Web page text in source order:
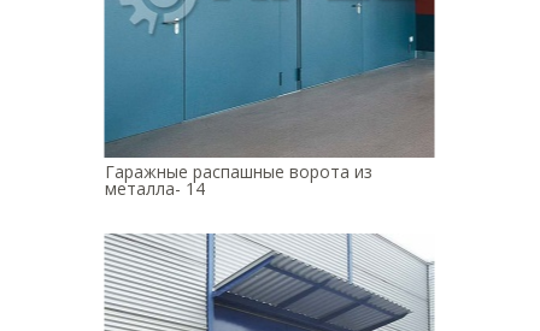
Гаражные распашные ворота из
металла- 14